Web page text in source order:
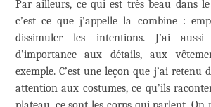
Par ailleurs, ce qui est très beau dans
c’est ce que j’appelle la combine :
dissimuler les intentions. J’ai aussi
d’importance aux détails, aux
exemple. C’est une leçon que j’ai retenu
attention aux costumes, ce qu’ils